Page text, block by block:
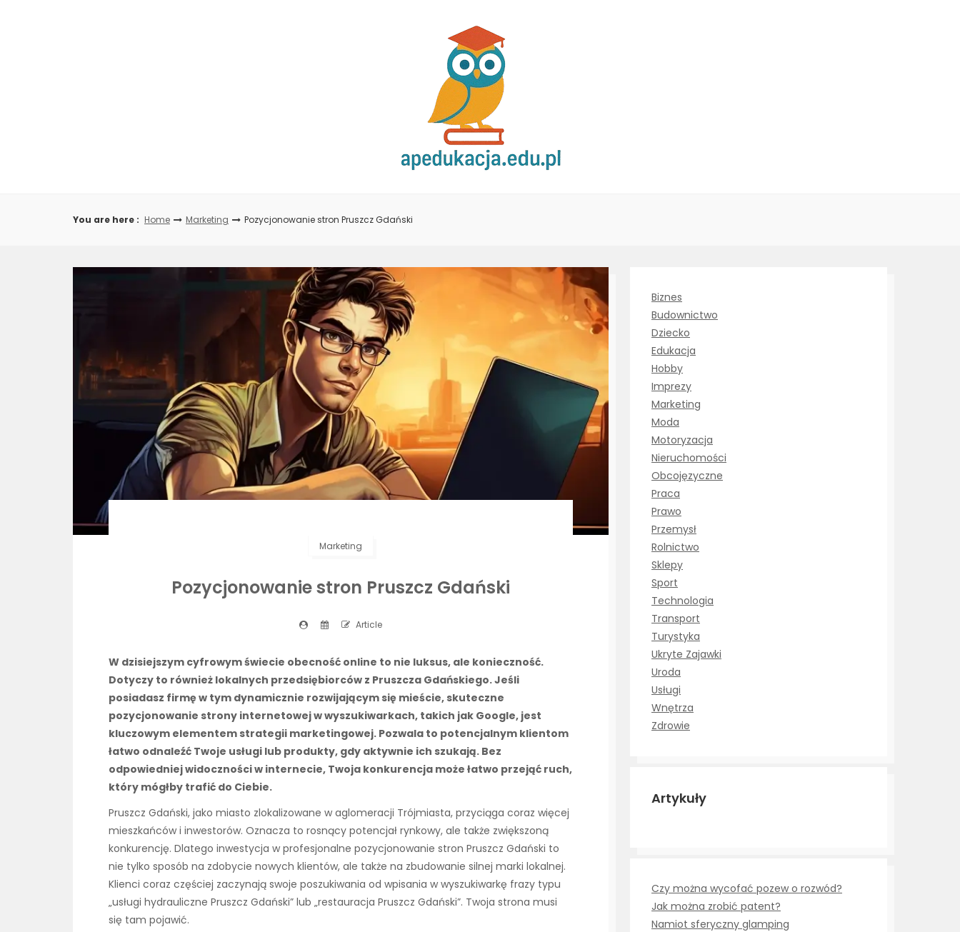
You are here : Home Marketing Pozycjonowanie stron Pruszcz Gdański
Marketing
Pozycjonowanie stron Pruszcz Gdański
Article
W dzisiejszym cyfrowym świecie obecność online to nie luksus, ale konieczność.
Dotyczy to również lokalnych przedsiębiorców z Pruszcza Gdańskiego. Jeśli
posiadasz firmę w tym dynamicznie rozwijającym się mieście, skuteczne
pozycjonowanie strony internetowej w wyszukiwarkach, takich jak Google, jest
kluczowym elementem strategii marketingowej. Pozwala to potencjalnym klientom
łatwo odnaleźć Twoje usługi lub produkty, gdy aktywnie ich szukają. Bez
odpowiedniej widoczności w internecie, Twoja konkurencja może łatwo przejąć ruch,
który mógłby trafić do Ciebie.
Pruszcz Gdański, jako miasto zlokalizowane w aglomeracji Trójmiasta, przyciąga coraz więcej
mieszkańców i inwestorów. Oznacza to rosnący potencjał rynkowy, ale także zwiększoną
konkurencję. Dlatego inwestycja w profesjonalne pozycjonowanie stron Pruszcz Gdański to
nie tylko sposób na zdobycie nowych klientów, ale także na zbudowanie silnej marki lokalnej.
Klienci coraz częściej zaczynają swoje poszukiwania od wpisania w wyszukiwarkę frazy typu
„usługi hydrauliczne Pruszcz Gdański” lub „restauracja Pruszcz Gdański”. Twoja strona musi
się tam pojawić.
Biznes
Budownictwo
Dziecko
Edukacja
Hobby
Imprezy
Marketing
Moda
Motoryzacja
Nieruchomości
Obcojęzyczne
Praca
Prawo
Przemysł
Rolnictwo
Sklepy
Sport
Technologia
Transport
Turystyka
Ukryte Zajawki
Uroda
Usługi
Wnętrza
Zdrowie
Artykuły
Czy można wycofać pozew o rozwód?
Jak można zrobić patent?
Namiot sferyczny glamping